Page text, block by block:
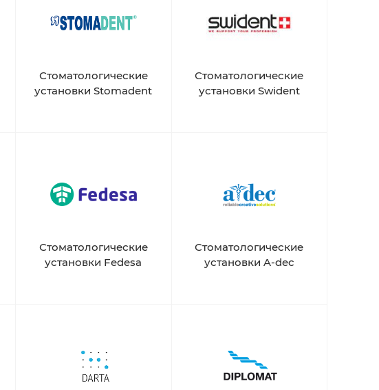
Стоматологические
установки Stomadent
Стоматологические
установки Swident
Стоматологические
установки Fedesa
Стоматологические
установки A-dec